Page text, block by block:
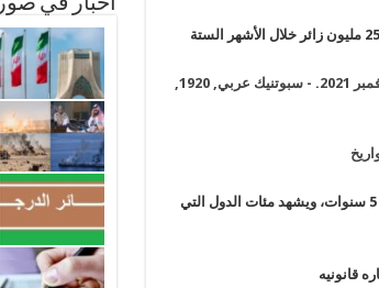
وأنفقت حكومة دبي ما يقدر بنحو 7 مليارات دولار على الحدث، فيما تأمل في جذب 25 مليون زائر خلال الأشهر الستة
ويعتبر معرض دبي إكسبو أكبر حدث يقام في العالم العربي، ويقام هذا المعرض كل 5 سنوات، ويشهد مئات الدول التي
قانونيه
أخبار في صور